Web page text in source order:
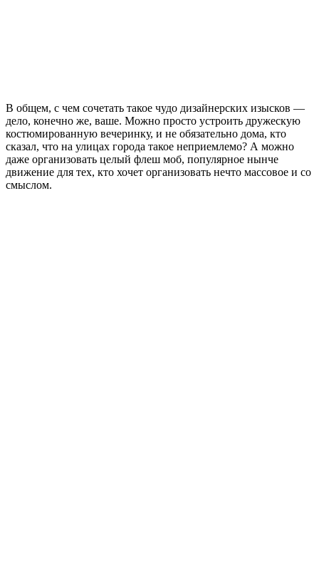
В общем, с чем сочетать такое чудо дизайнерских изысков —
дело, конечно же, ваше. Можно просто устроить дружескую
костюмированную вечеринку, и не обязательно дома, кто
сказал, что на улицах города такое неприемлемо? А можно
даже организовать целый флеш моб, популярное нынче
движение для тех, кто хочет организовать нечто массовое и со
смыслом.